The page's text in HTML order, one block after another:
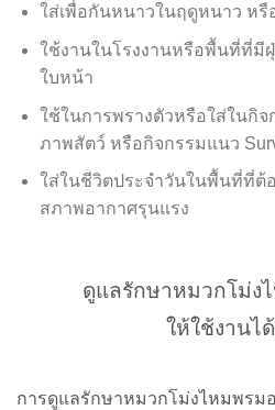
ใส่เพื่อกันหนาวในฤดูหนาว ห
ใช้งานในโรงงานหรือพื้นที่ที่มี
ใบหน้า
ใช้ในการพรางตัวหรือใส่ในกิจ
ภาพสัตว์ หรือกิจกรรมแนว
ใส่ในชีวิตประจำวันในพื้นที่ที่ต้
สภาพอากาศรุนแรง
ดูแลรักษาหมวกโม่ง
ให้ใช้งานไ
การดูแลรักษาหมวกโม่งไหมพรม